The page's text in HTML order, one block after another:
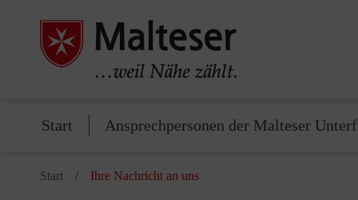
Start Ansprechpersonen der Malteser
Start Ihre Nachricht an uns